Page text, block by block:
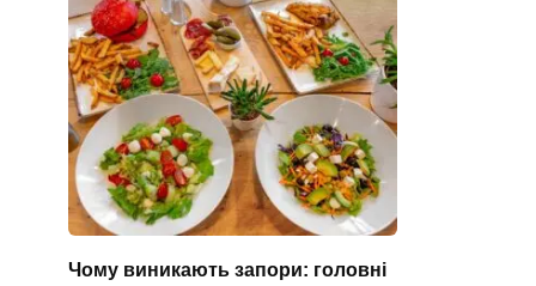
Чому виникають запори: головні